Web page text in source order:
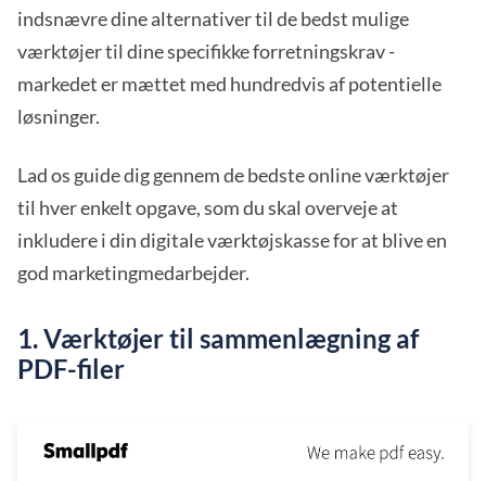
indsnævre dine alternativer til de bedst mulige
værktøjer til dine specifikke forretningskrav -
markedet er mættet med hundredvis af potentielle
løsninger.
Lad os guide dig gennem de bedste online værktøjer
til hver enkelt opgave, som du skal overveje at
inkludere i din digitale værktøjskasse for at blive en
god marketingmedarbejder.
1. Værktøjer til sammenlægning af
PDF-filer